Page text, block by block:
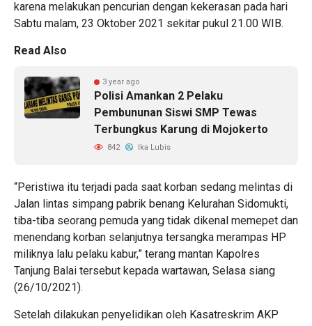
karena melakukan pencurian dengan kekerasan pada hari
Sabtu malam, 23 Oktober 2021 sekitar pukul 21.00 WIB.
Read Also
3 year ago
Polisi Amankan 2 Pelaku
Pembununan Siswi SMP Tewas
Terbungkus Karung di Mojokerto
842 Ika Lubis
“Peristiwa itu terjadi pada saat korban sedang melintas di
Jalan lintas simpang pabrik benang Kelurahan Sidomukti,
tiba-tiba seorang pemuda yang tidak dikenal memepet dan
menendang korban selanjutnya tersangka merampas HP
miliknya lalu pelaku kabur,” terang mantan Kapolres
Tanjung Balai tersebut kepada wartawan, Selasa siang
(26/10/2021).
Setelah dilakukan penyelidikan oleh Kasatreskrim AKP